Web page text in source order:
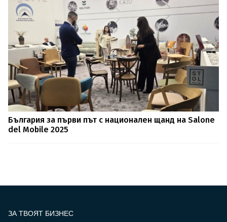
България за първи път с национален щанд на Salone
del Mobile 2025
ЗА ТВОЯТ БИЗНЕС